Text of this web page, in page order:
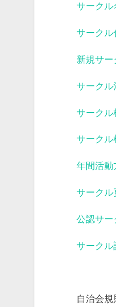
サークル
サークル
新規サ
サークル
サークル
サークル
年間活動
サークル
公認サー
サークル
自治会